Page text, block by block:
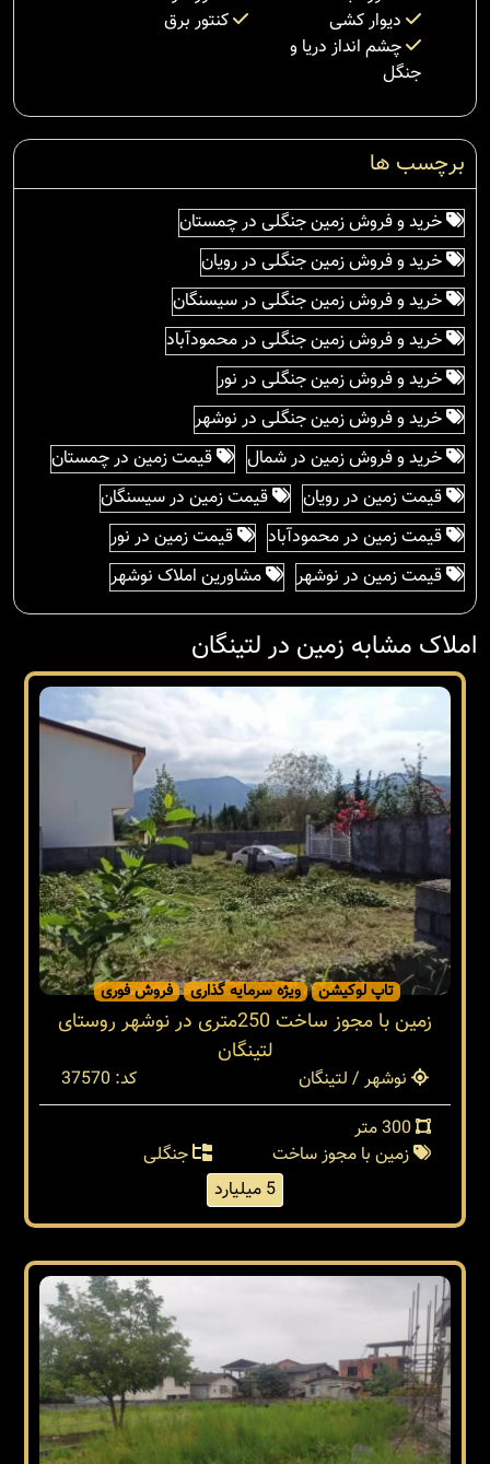
دیوار کشی
کنتور برق
چشم انداز دریا و
جنگل
برچسب ها
خرید و فروش زمین جنگلی در چمستان
خرید و فروش زمین جنگلی در رویان
خرید و فروش زمین جنگلی در سیسنگان
خرید و فروش زمین جنگلی در محمودآباد
خرید و فروش زمین جنگلی در نور
خرید و فروش زمین جنگلی در نوشهر
خرید و فروش زمین در شمال
قیمت زمین در چمستان
قیمت زمین در رویان
قیمت زمین در سیسنگان
قیمت زمین در محمودآباد
قیمت زمین در نور
قیمت زمین در نوشهر
مشاورین املاک نوشهر
املاک مشابه زمین در لتینگان
تاپ لوکیشن ویژه سرمایه گذاری فروش فوری
زمین با مجوز ساخت 250متری در نوشهر روستای
لتینگان
نوشهر / لتینگان
کد: 37570
زمین با مجوز ساخت
جنگلی
5 میلیارد